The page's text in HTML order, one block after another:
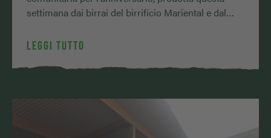
settimana dai birrai del birrificio Mariental e dal
LEGGI TUTTO